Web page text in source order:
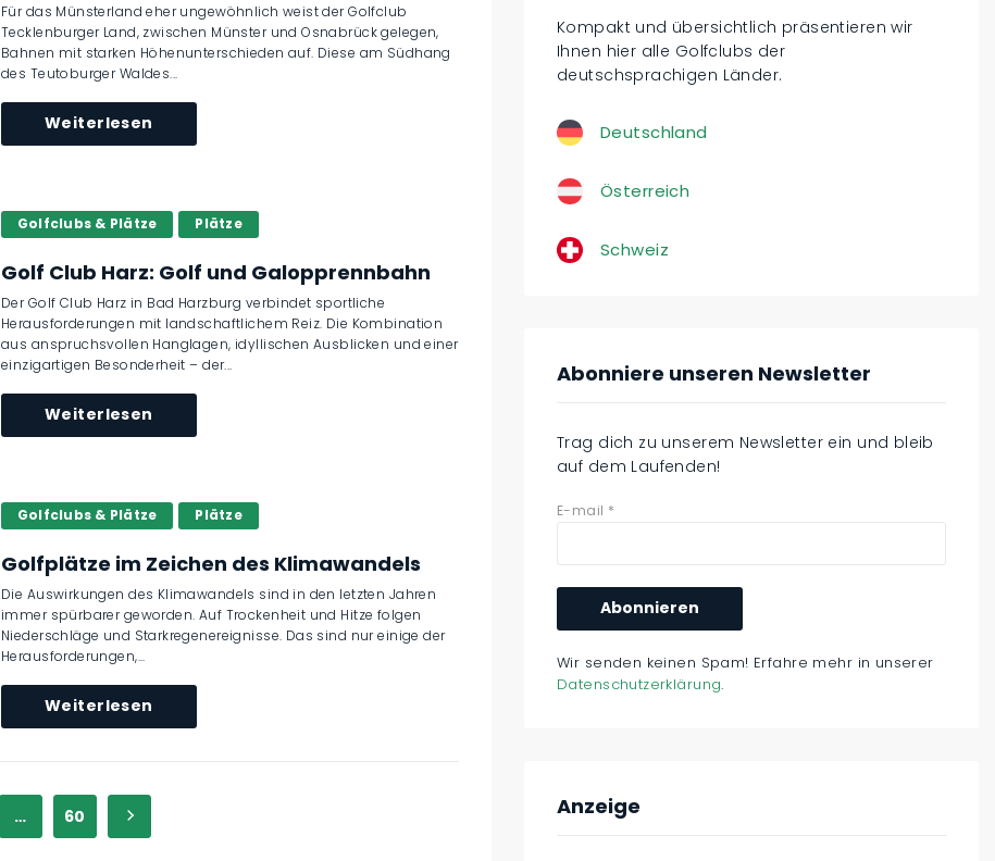
Für das Münsterland eher ungewöhnlich weist der Golfclub
Tecklenburger Land, zwischen Münster und Osnabrück gelegen,
Bahnen mit starken Höhenunterschieden auf. Diese am Südhang
des Teutoburger Waldes...
Weiterlesen
Golfclubs & Plätze Plätze
Golf Club Harz: Golf und Galopprennbahn
Der Golf Club Harz in Bad Harzburg verbindet sportliche
Herausforderungen mit landschaftlichem Reiz. Die Kombination
aus anspruchsvollen Hanglagen, idyllischen Ausblicken und einer
einzigartigen Besonderheit – der...
Weiterlesen
Golfclubs & Plätze Plätze
Golfplätze im Zeichen des Klimawandels
Die Auswirkungen des Klimawandels sind in den letzten Jahren
immer spürbarer geworden. Auf Trockenheit und Hitze folgen
Niederschläge und Starkregenereignisse. Das sind nur einige der
Herausforderungen,...
Weiterlesen
… 60
Kompakt und übersichtlich präsentieren wir
Ihnen hier alle Golfclubs der
deutschsprachigen Länder.
Deutschland
Österreich
Schweiz
Abonniere unseren Newsletter
Trag dich zu unserem Newsletter ein und bleib
auf dem Laufenden!
E-mail *
Wir senden keinen Spam! Erfahre mehr in unserer
Datenschutzerklärung.
Anzeige